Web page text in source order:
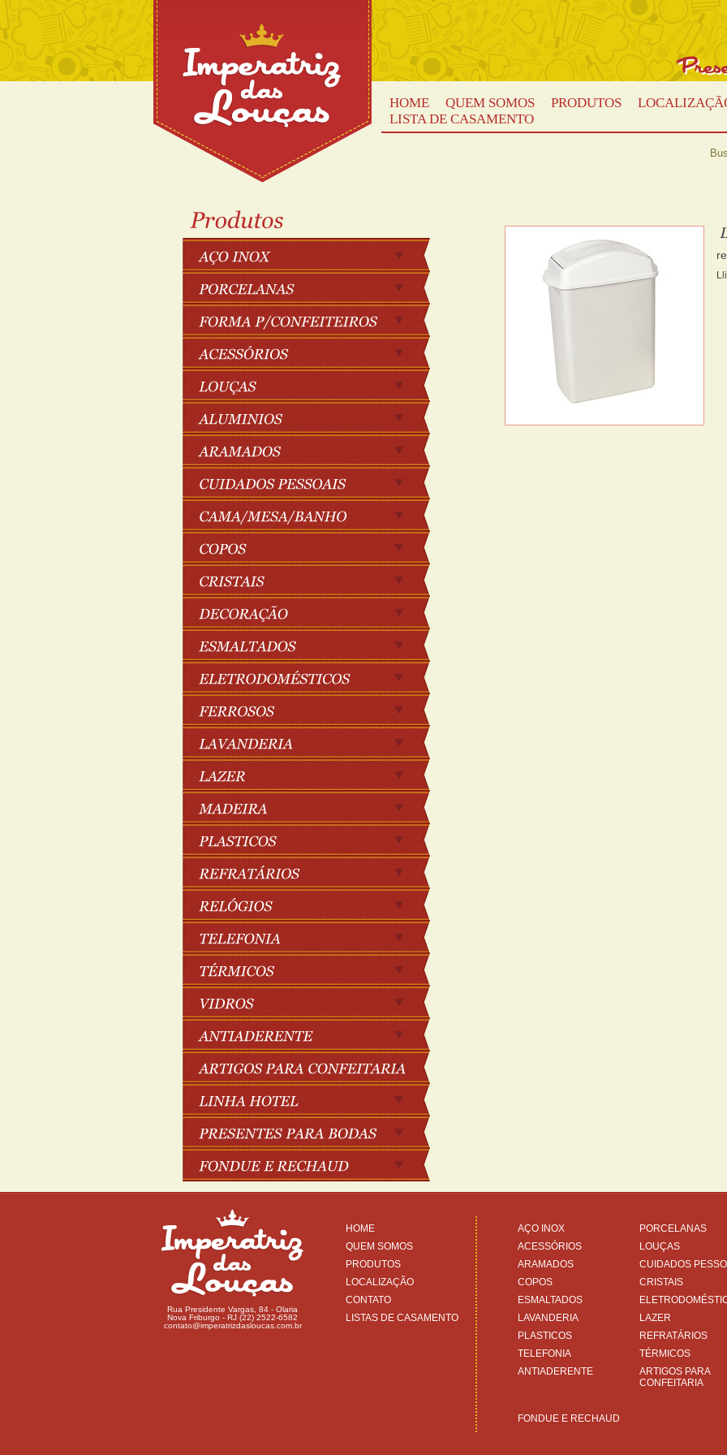
HOME QUEM SOMOS PRODUTOS
LISTA DE CASAMENTO
Rua Presidente Vargas, 84 - Olaria
Nova Friburgo - RJ (22) 2522-6582
contato@imperatrizdasloucas.com.br
HOME
QUEM SOMOS
PRODUTOS
LOCALIZAÇÃO
CONTATO
LISTAS DE CASAMENTO
AÇO INOX PORCELANAS
ACESSÓRIOS
LOUÇAS
ARAMADOS
CUIDADOS
COPOS
CRISTAIS
ESMALTADOS
LAVANDERIA
LAZER
PLASTICOS
REFRATÁRIOS
TELEFONIA
TÉRMICOS
ANTIADERENTE
ARTIGOS PARA
CONFEITARIA
FONDUE E RECHAUD